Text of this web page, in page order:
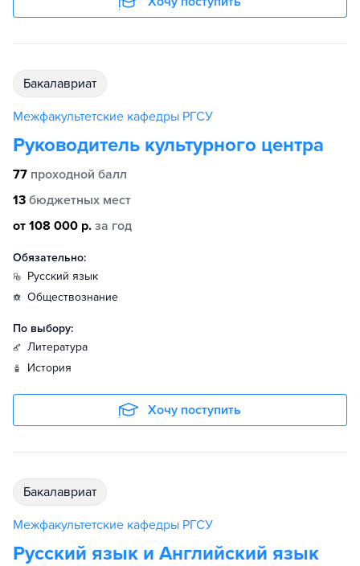
бакалавриат
Межфакультетские кафедры РГСУ
Руководитель культурного центра
77 проходной балл
13 бюджетных мест
от 108 000 р. за год
Обязательно:
русский язык
обществознание
По выбору:
литература
история
Хочу поступить
бакалавриат
Межфакультетские кафедры РГСУ
Русский язык и Английский язык